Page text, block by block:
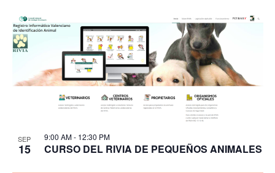
SEP
15
9:00 AM- 12:30 PM
CURSO DEL RIVIA DE PEQUEÑOS ANIMALES